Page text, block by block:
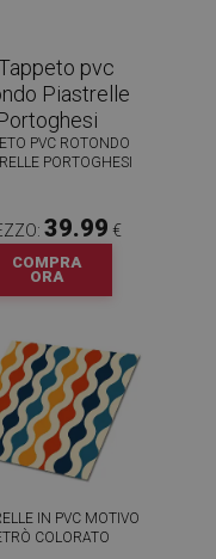
PVC ROTONDO
PORTOGHESI
39.99 €
COMPRA
ORA
IN PVC MOTIVO
COLORATO